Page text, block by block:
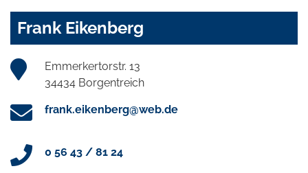
Frank Eikenberg
Emmerkertorstr. 13
34434 Borgentreich
frank.eikenberg@web.de
0 56 43 / 81 24